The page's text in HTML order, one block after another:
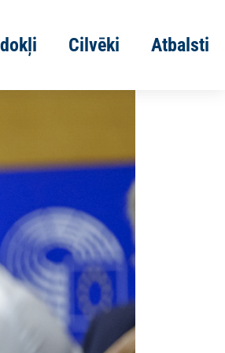
Cilvēki Atbalsti